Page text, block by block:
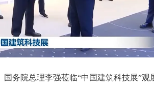
务院总理李强莅临“中国建筑科技展”观